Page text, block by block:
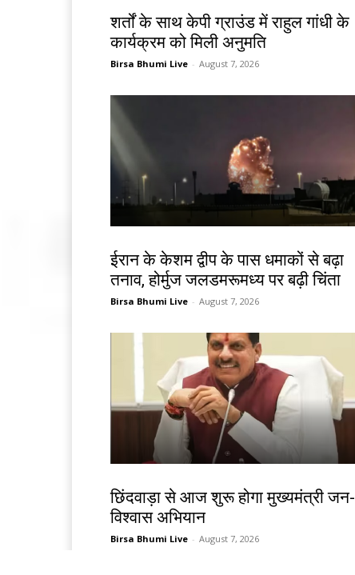
शर्तों के साथ केपी ग्राउंड में राहुल गांधी के
कार्यक्रम को मिली अनुमति
Birsa Bhumi Live - August 7, 2026
ईरान के केशम द्वीप के पास धमाकों से बढ़ा
तनाव, होर्मुज जलडमरूमध्य पर बढ़ी चिंता
Birsa Bhumi Live - August 7, 2026
छिंदवाड़ा से आज शुरू होगा मुख्यमंत्री जन-
विश्वास अभियान
Birsa Bhumi Live - August 7, 2026